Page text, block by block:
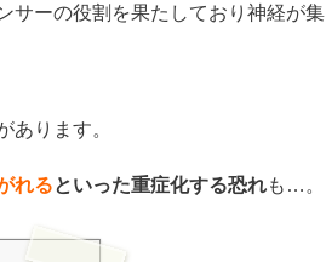
サーの役割を果たしており神経が集
あります。
れるといった重症化する恐れも…。